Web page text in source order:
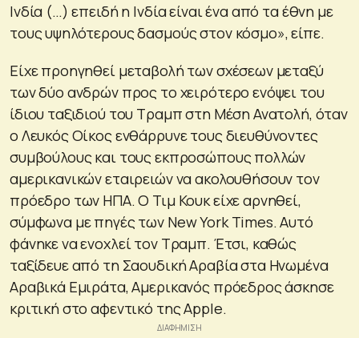
Ινδία (…) επειδή η Ινδία είναι ένα από τα έθνη με
τους υψηλότερους δασμούς στον κόσμο», είπε.
Είχε προηγηθεί μεταβολή των σχέσεων μεταξύ
των δύο ανδρών προς το χειρότερο ενόψει του
ίδιου ταξιδιού του Τραμπ στη Μέση Ανατολή, όταν
ο Λευκός Οίκος ενθάρρυνε τους διευθύνοντες
συμβούλους και τους εκπροσώπους πολλών
αμερικανικών εταιρειών να ακολουθήσουν τον
πρόεδρο των ΗΠΑ. Ο Τιμ Κουκ είχε αρνηθεί,
σύμφωνα με πηγές των New York Times. Αυτό
φάνηκε να ενοχλεί τον Τραμπ. Έτσι, καθώς
ταξίδευε από τη Σαουδική Αραβία στα Ηνωμένα
Αραβικά Εμιράτα, Αμερικανός πρόεδρος άσκησε
κριτική στο αφεντικό της Apple.